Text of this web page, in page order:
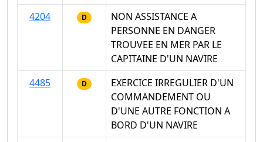
4204
D
NON ASSISTANCE A
PERSONNE EN DANGER
TROUVEE EN MER PAR LE
CAPITAINE D'UN NAVIRE
4485
D
EXERCICE IRREGULIER D'UN
COMMANDEMENT OU
D'UNE AUTRE FONCTION A
BORD D'UN NAVIRE